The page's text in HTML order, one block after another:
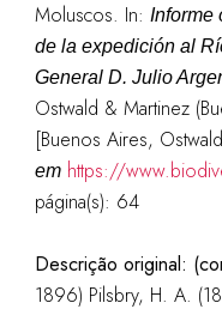
Moluscos. In: Informe
de la expedición al
General D. Julio
Ostwald & Martinez
[Buenos Aires,
emhttps://
página(s): 64
Descrição original:
1896) Pilsbry, H. A.